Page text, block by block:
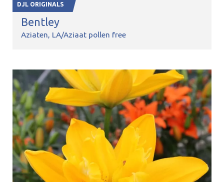
DJL ORIGINALS
Bentley
Aziaten LA/Aziaat pollen free